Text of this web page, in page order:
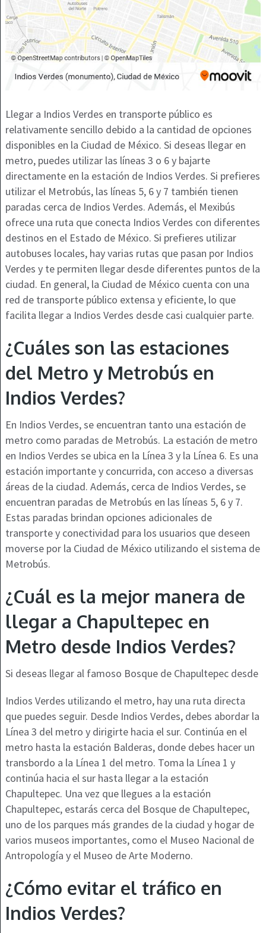
Llegar a Indios Verdes en transporte público es
relativamente sencillo debido a la cantidad de opciones
disponibles en la Ciudad de México. Si deseas llegar en
metro, puedes utilizar las líneas 3 o 6 y bajarte
directamente en la estación de Indios Verdes. Si prefieres
utilizar el Metrobús, las líneas 5, 6 y 7 también tienen
paradas cerca de Indios Verdes. Además, el Mexibús
ofrece una ruta que conecta Indios Verdes con diferentes
destinos en el Estado de México. Si prefieres utilizar
autobuses locales, hay varias rutas que pasan por Indios
Verdes y te permiten llegar desde diferentes puntos de la
ciudad. En general, la Ciudad de México cuenta con una
red de transporte público extensa y eficiente, lo que
facilita llegar a Indios Verdes desde casi cualquier parte.
¿Cuáles son las estaciones
del Metro y Metrobús en
Indios Verdes?
En Indios Verdes, se encuentran tanto una estación de
metro como paradas de Metrobús. La estación de metro
en Indios Verdes se ubica en la Línea 3 y la Línea 6. Es una
estación importante y concurrida, con acceso a diversas
áreas de la ciudad. Además, cerca de Indios Verdes, se
encuentran paradas de Metrobús en las líneas 5, 6 y 7.
Estas paradas brindan opciones adicionales de
transporte y conectividad para los usuarios que deseen
moverse por la Ciudad de México utilizando el sistema de
Metrobús.
¿Cuál es la mejor manera de
llegar a Chapultepec en
Metro desde Indios Verdes?
Si deseas llegar al famoso Bosque de Chapultepec desde
Indios Verdes utilizando el metro, hay una ruta directa
que puedes seguir. Desde Indios Verdes, debes abordar la
Línea 3 del metro y dirigirte hacia el sur. Continúa en el
metro hasta la estación Balderas, donde debes hacer un
transbordo a la Línea 1 del metro. Toma la Línea 1 y
continúa hacia el sur hasta llegar a la estación
Chapultepec. Una vez que llegues a la estación
Chapultepec, estarás cerca del Bosque de Chapultepec,
uno de los parques más grandes de la ciudad y hogar de
varios museos importantes, como el Museo Nacional de
Antropología y el Museo de Arte Moderno.
¿Cómo evitar el tráfico en
Indios Verdes?